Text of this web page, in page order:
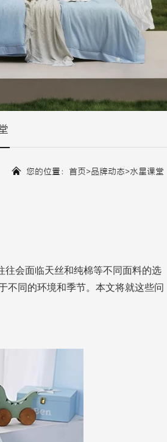
您的位置： 首页 >品牌动态>水星课堂
会面临天丝和纯棉等不同面料的选
不同的环境和季节。本文将就这些问